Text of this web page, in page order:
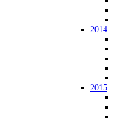
2014
2015